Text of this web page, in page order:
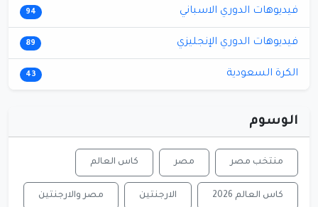
فيديوهات الدوري الاسباني 94
فيديوهات الدوري الإنجليزي 89
الكرة السعودية 43
الوسوم
منتخب مصر مصر كاس العالم
كاس العالم 2026 الارجنتين مصر والارجنتين